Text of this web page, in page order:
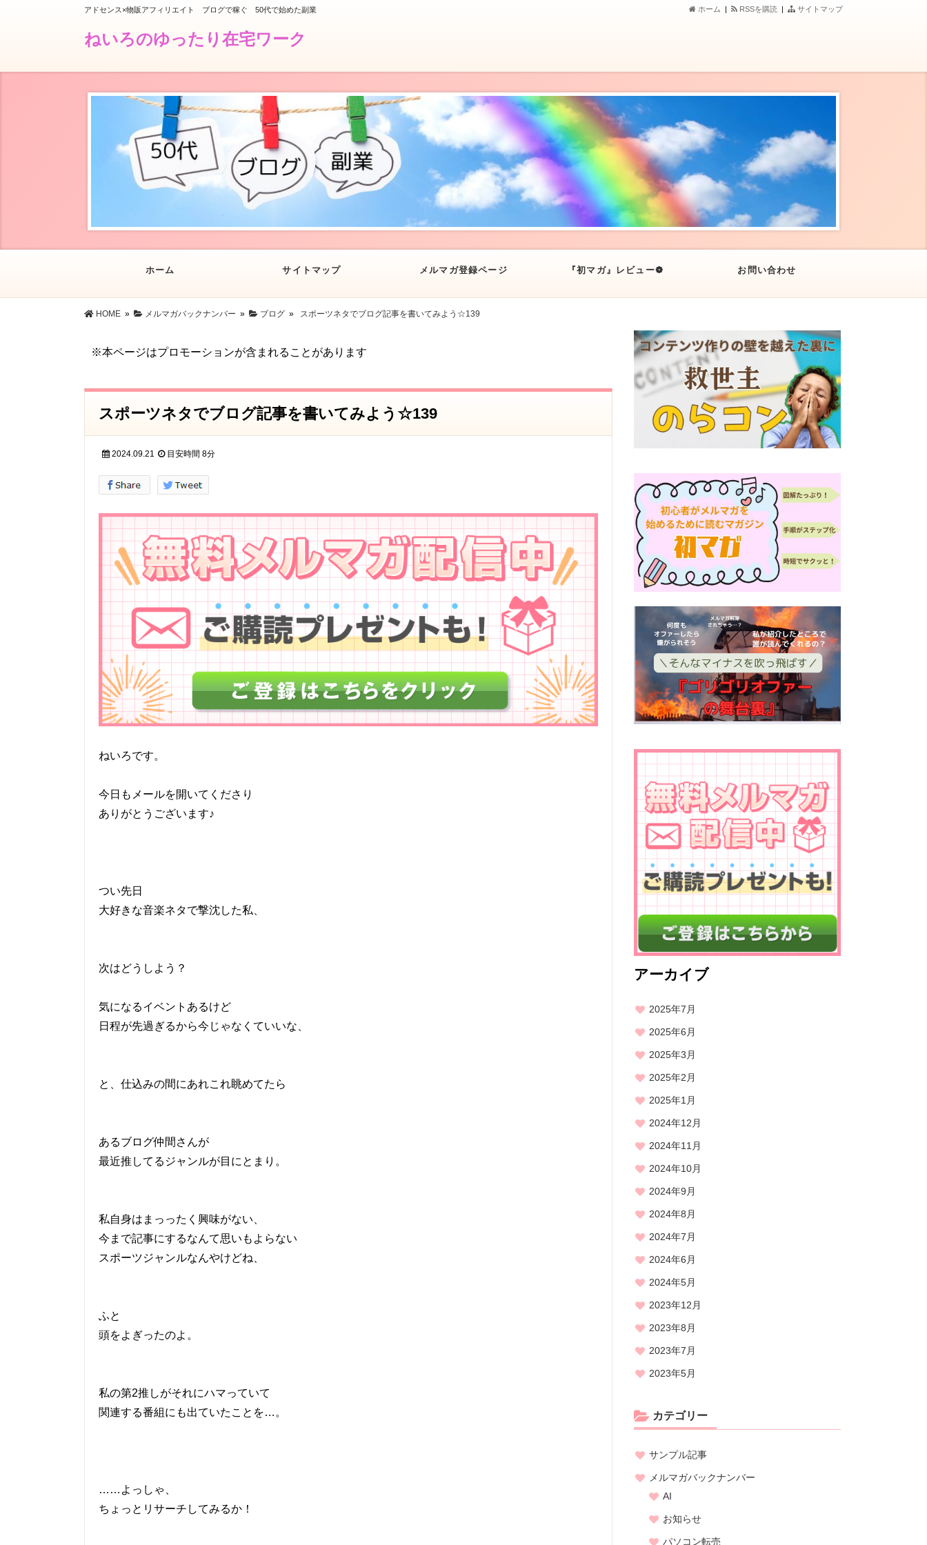
アドセンス×物販アフィリエイト ブログで稼ぐ 50代で始めた副業 サイトマップ
RSSを購読 |
ホーム |
ねいろのゆったり在宅ワーク
ホーム サイトマップ メルマガ登録ページ 『初マガ』レビュー❁ お問い合わせ
特定電子メール法に基づく表記
HOME » メルマガバックナンバー » ブログ » スポーツネタでブログ記事を書いてみよう☆139
※本ページはプロモーションが含まれることがあります
スポーツネタでブログ記事を書いてみよう☆139
2024.09.21 目安時間 8分
ねいろです。
今日もメールを開いてくださり
ありがとうございます♪
つい先日
大好きな音楽ネタで撃沈した私、
次はどうしよう？
気になるイベントあるけど
日程が先過ぎるから今じゃなくていいな、
と、仕込みの間にあれこれ眺めてたら
あるブログ仲間さんが
最近推してるジャンルが目にとまり。
私自身はまっったく興味がない、
今まで記事にするなんて思いもよらない
スポーツジャンルなんやけどね、
ふと
頭をよぎったのよ。
私の第2推しがそれにハマっていて
関連する番組にも出ていたことを…。
……よっしゃ、
ちょっとリサーチしてみるか！
アーカイブ
2025年7月
2025年6月
2025年3月
2025年2月
2025年1月
2024年12月
2024年11月
2024年10月
2024年9月
2024年8月
2024年7月
2024年6月
2024年5月
2023年12月
2023年8月
2023年7月
2023年5月
カテゴリー
サンプル記事
メルマガバックナンバー
AI
お知らせ
パソコン転売